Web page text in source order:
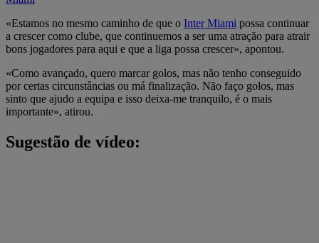
«Estamos no mesmo caminho de que o Inter Miami possa continuar
a crescer como clube, que continuemos a ser uma atração para atrair
bons jogadores para aqui e que a liga possa crescer», apontou.
«Como avançado, quero marcar golos, mas não tenho conseguido
por certas circunstâncias ou má finalização. Não faço golos, mas
sinto que ajudo a equipa e isso deixa-me tranquilo, é o mais
importante», atirou.
Sugestão de vídeo: